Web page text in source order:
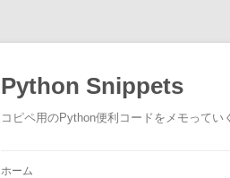
ン
ツ
ス
Python Snippets
コピペ用のPython便利コードをメモってい
ホーム